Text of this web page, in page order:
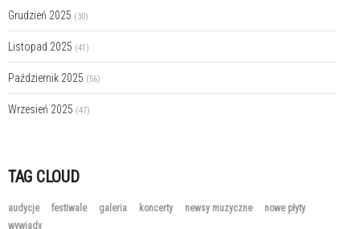
Grudzień 2025 (30)
Listopad 2025 (41)
Październik 2025 (56)
Wrzesień 2025 (47)
TAG CLOUD
audycje festiwale galeria koncerty newsy muzyczne
nowe płyty
wywiady